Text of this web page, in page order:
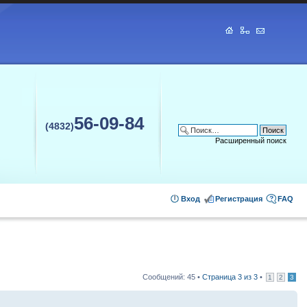
(4832)56-09-84
Расширенный поиск
FAQ
Регистрация
Вход
Сообщений: 45 • Страница 3 из 3 • 1 2 3